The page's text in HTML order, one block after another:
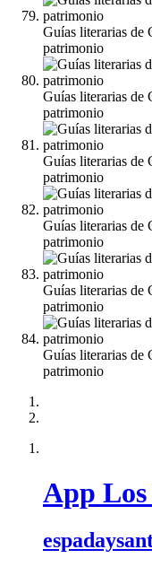
Guías literarias de
patrimonio
Guías literarias de
patrimonio
Guías literarias de
patrimonio
Guías literarias de
patrimonio
Guías literarias de
patrimonio
Guías literarias de
patrimonio
App